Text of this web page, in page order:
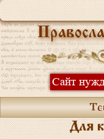
Сайт
Для